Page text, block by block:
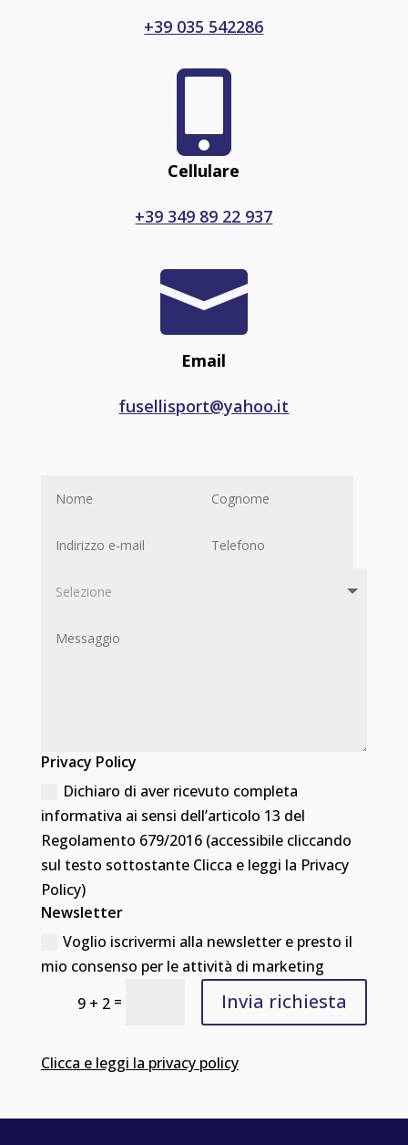
+39 035 542286

Cellulare
+39 349 89 22 937

Email
fusellisport@yahoo.it
Privacy Policy
Dichiaro di aver ricevuto completa
informativa ai sensi dell’articolo 13 del
Regolamento 679/2016 (accessibile cliccando
sul testo sottostante Clicca e leggi la Privacy
Policy)
Newsletter
Voglio iscrivermi alla newsletter e presto il
mio consenso per le attività di marketing
9 + 2 = Invia richiesta
Clicca e leggi la privacy policy